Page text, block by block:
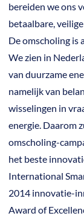
bereiden we ons
betaalbare,
De omscholing is
We zien in
van duurzame
namelijk van
wisselingen in
energie. Daarom
omscholing-
het beste
International
2014 innovatie-
Award of